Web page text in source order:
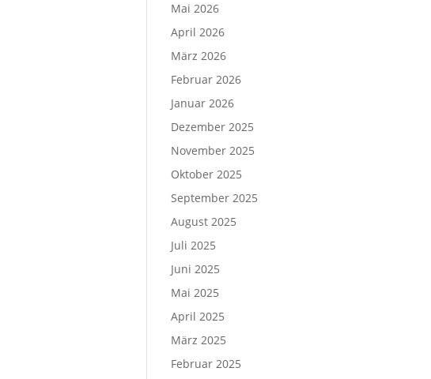
Mai 2026
April 2026
März 2026
Februar 2026
Januar 2026
Dezember 2025
November 2025
Oktober 2025
September 2025
August 2025
Juli 2025
Juni 2025
Mai 2025
April 2025
März 2025
Februar 2025